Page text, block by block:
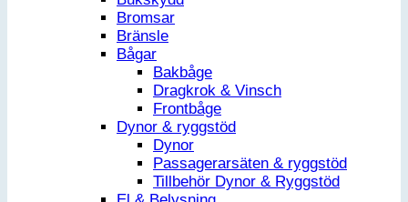
Bromsar
Bränsle
Bågar
Bakbåge
Dragkrok & Vinsch
Frontbåge
Dynor & ryggstöd
Dynor
Passagerarsäten & ryggstöd
Tillbehör Dynor & Ryggstöd